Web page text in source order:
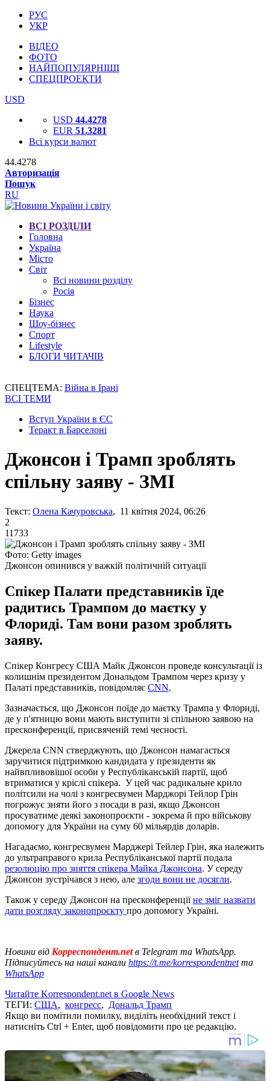
РУС
УКР
ВІДЕО
ФОТО
НАЙПОПУЛЯРНІШІ
СПЕЦПРОЕКТИ
USD
USD 44.4278
EUR 51.3281
Всі курси валют
44.4278
Авторизація
Пошук
RU
ВСІ РОЗДІЛИ
Головна
Україна
Місто
Світ
Всі новини розділу
Росія
Бізнес
Наука
Шоу-бізнес
Спорт
Lifestyle
БЛОГИ ЧИТАЧІВ
СПЕЦТЕМА: Війна в Ірані
ВСІ ТЕМИ
Вступ України в ЄС
Теракт в Барселоні
Джонсон і Трамп зроблять
спільну заяву - ЗМІ
Текст: Олена Качуровська, 11 квітня 2024, 06:26
2
11733
Фото: Getty images
Джонсон опинився у важкій політичній ситуації
Спікер Палати представників їде
радитись Трампом до маєтку у
Флориді. Там вони разом зроблять
заяву.
Спікер Конгресу США Майк Джонсон проведе консультації із
колишнім президентом Дональдом Трампом через кризу у
Палаті представників, повідомляє CNN.
Зазначається, що Джонсон поїде до маєтку Трампа у Флориді,
де у п'ятницю вони мають виступити зі спільною заявою на
пресконференції, присвяченій темі чесності.
Джерела CNN стверджують, що Джонсон намагається
заручитися підтримкою кандидата у президенти як
найвпливовішої особи у Республіканській партії, щоб
втриматися у кріслі спікера. У цей час радикальне крило
політсили на чолі з конгресвумен Марджорі Тейлор Грін
погрожує зняти його з посади в разі, якщо Джонсон
просуватиме деякі законопроєкти - зокрема й про військову
допомогу для України на суму 60 мільярдів доларів.
Нагадаємо, конгресвумен Марджері Тейлер Грін, яка належить
до ультраправого крила Республіканської партії подала
резолюцію про зняття спікера Майка Джонсона. У середу
Джонсон зустрічався з нею, але згоди вони не досягли.
Також у середу Джонсон на пресконференціїне зміг назвати
дати розгляду законопроєкту про допомогу Україні.
Новини від Корреспондент.netв Telegram та WhatsApp.
Підписуйтесь на наші канали https://t.me/korrespondentnetта
WhatsApp
Читайте Korrespondent.net в Google News
ТЕГИ: США, конгресс, Дональд Трамп
Якщо ви помітили помилку, виділіть необхідний текст і
натисніть Ctrl + Enter, щоб повідомити про це редакцію.